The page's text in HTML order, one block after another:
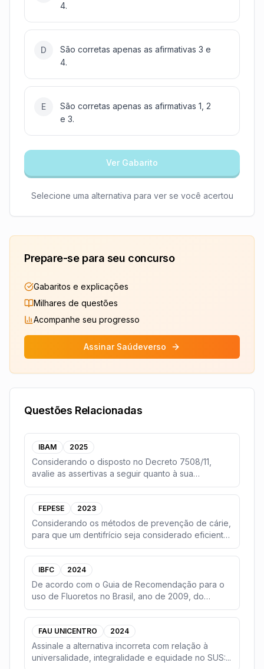
4.
D
São corretas apenas as afirmativas 3 e
4.
E
São corretas apenas as afirmativas 1, 2
e 3.
Ver Gabarito
Selecione uma alternativa para ver se você acertou
Prepare-se para seu concurso
Gabaritos e explicações
Milhares de questões
Acompanhe seu progresso
Assinar Saúdeverso
Questões Relacionadas
IBAM 2025
Considerando o disposto no Decreto 7508/11,
avalie as assertivas a seguir quanto à sua
veracidade.(...
FEPESE 2023
Considerando os métodos de prevenção de cárie,
para que um dentifrício seja considerado eficiente,
e...
IBFC 2024
De acordo com o Guia de Recomendação para o
uso de Fluoretos no Brasil, ano de 2009, do
Ministério d...
FAU UNICENTRO 2024
Assinale a alternativa incorreta com relação à
universalidade, integralidade e equidade no SUS:...